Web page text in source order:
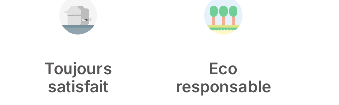
Toujours
satisfait
Eco
responsable